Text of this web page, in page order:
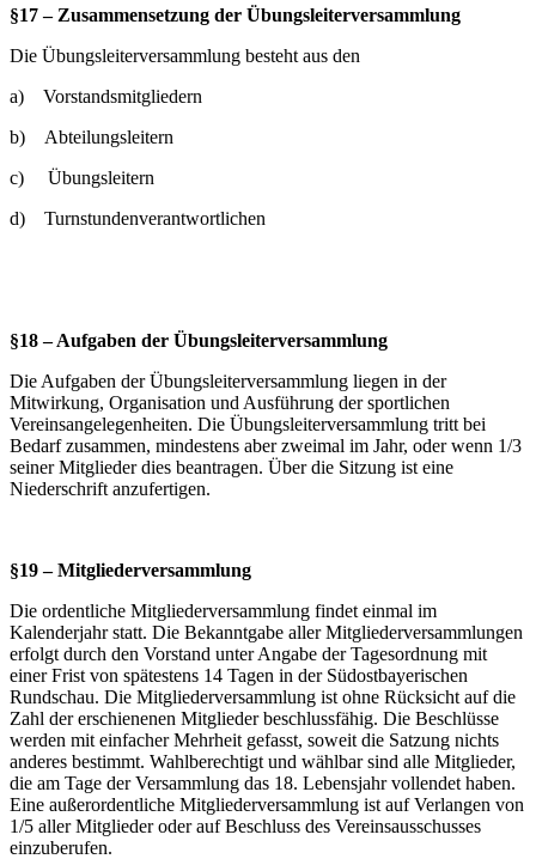
§17 – Zusammensetzung der Übungsleiterversammlung
Die Übungsleiterversammlung besteht aus den
a) Vorstandsmitgliedern
b) Abteilungsleitern
c) Übungsleitern
d) Turnstundenverantwortlichen
§18 – Aufgaben der Übungsleiterversammlung
Die Aufgaben der Übungsleiterversammlung liegen in der
Mitwirkung, Organisation und Ausführung der sportlichen
Vereinsangelegenheiten. Die Übungsleiterversammlung tritt bei
Bedarf zusammen, mindestens aber zweimal im Jahr, oder wenn 1/3
seiner Mitglieder dies beantragen. Über die Sitzung ist eine
Niederschrift anzufertigen.
§19 – Mitgliederversammlung
Die ordentliche Mitgliederversammlung findet einmal im
Kalenderjahr statt. Die Bekanntgabe aller Mitgliederversammlungen
erfolgt durch den Vorstand unter Angabe der Tagesordnung mit
einer Frist von spätestens 14 Tagen in der Südostbayerischen
Rundschau. Die Mitgliederversammlung ist ohne Rücksicht auf die
Zahl der erschienenen Mitglieder beschlussfähig. Die Beschlüsse
werden mit einfacher Mehrheit gefasst, soweit die Satzung nichts
anderes bestimmt. Wahlberechtigt und wählbar sind alle Mitglieder,
die am Tage der Versammlung das 18. Lebensjahr vollendet haben.
Eine außerordentliche Mitgliederversammlung ist auf Verlangen von
1/5 aller Mitglieder oder auf Beschluss des Vereinsausschusses
einzuberufen.